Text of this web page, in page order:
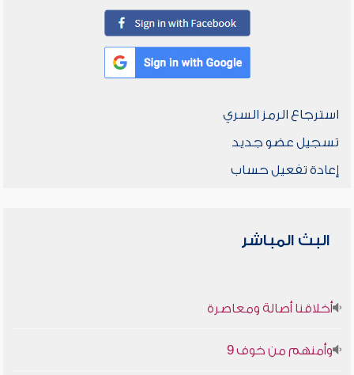
استرجاع الرمز السري
تسجيل عضو جديد
إعادة تفعيل حساب
البث المباشر
أخلاقنا أصالة ومعاصرة
وأمنهم من خوف 9